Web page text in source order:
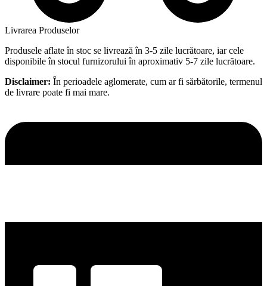
Livrarea Produselor
Produsele aflate în stoc se livrează în 3-5 zile lucrătoare, iar cele
disponibile în stocul furnizorului în aproximativ 5-7 zile lucrătoare.
Disclaimer: În perioadele aglomerate, cum ar fi sărbătorile, termenul
de livrare poate fi mai mare.